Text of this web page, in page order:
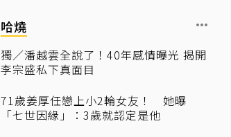
哈燒
獨／潘越雲全說了！40年感情曝光 揭開
李宗盛私下真面目
71歲姜厚任戀上小2輪女友！ 她曝
「七世因緣」：3歲就認定是他